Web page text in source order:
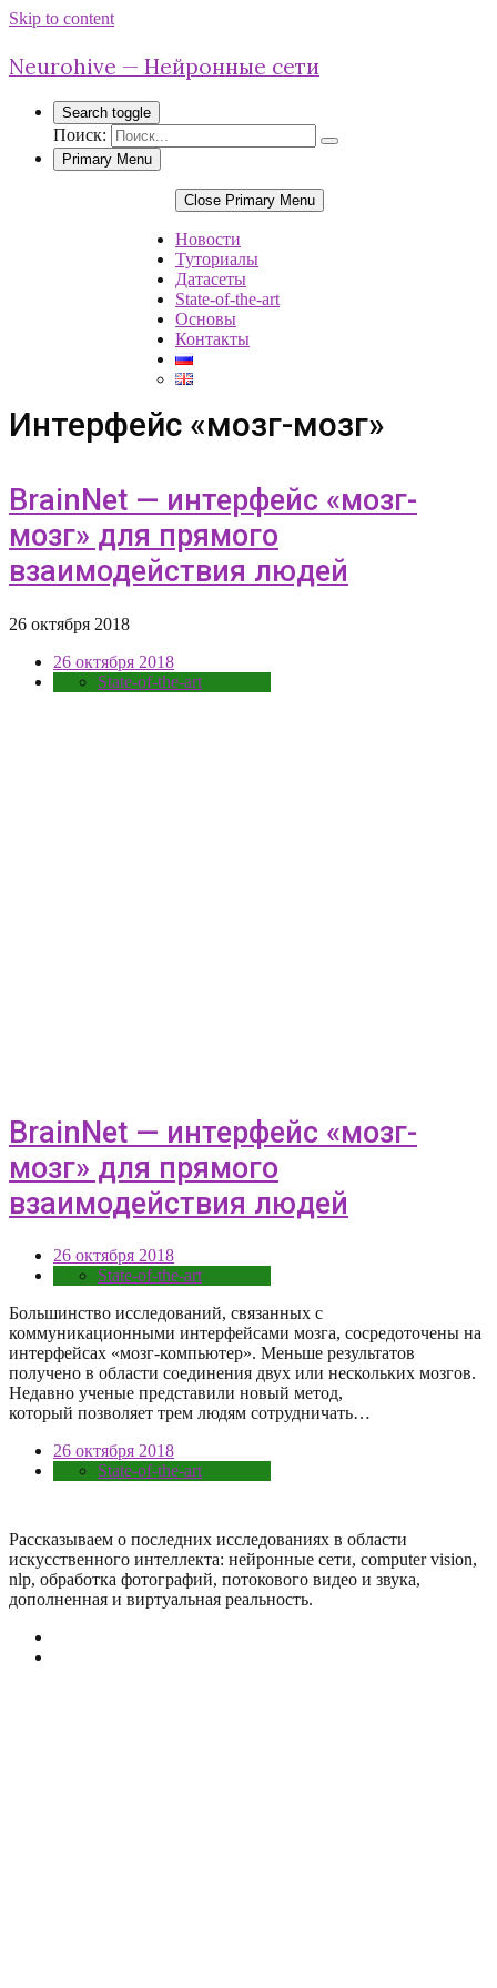
Skip to content
Neurohive — Нейронные сети
Search toggle
Поиск:
Primary Menu
Close Primary Menu
Новости
Туториалы
Датасеты
State-of-the-art
Основы
Контакты
Интерфейс «мозг-мозг»
BrainNet — интерфейс «мозг-
мозг» для прямого
взаимодействия людей
26 октября 2018
26 октября 2018
State-of-the-art
BrainNet — интерфейс «мозг-
мозг» для прямого
взаимодействия людей
26 октября 2018
State-of-the-art
Большинство исследований, связанных с
коммуникационными интерфейсами мозга, сосредоточены на
интерфейсах «мозг-компьютер». Меньше результатов
получено в области соединения двух или нескольких мозгов.
Недавно ученые представили новый метод,
который позволяет трем людям сотрудничать…
26 октября 2018
State-of-the-art
Рассказываем о последних исследованиях в области
искусcтвенного интеллекта: нейронные сети, computer vision,
nlp, обработка фотографий, потокового видео и звука,
дополненная и виртуальная реальность.